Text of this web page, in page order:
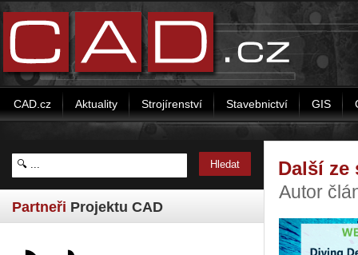
CAD.cz Aktuality Strojírenství Stavebnictví GIS
Partneři Projektu CAD
Další ze
Autor